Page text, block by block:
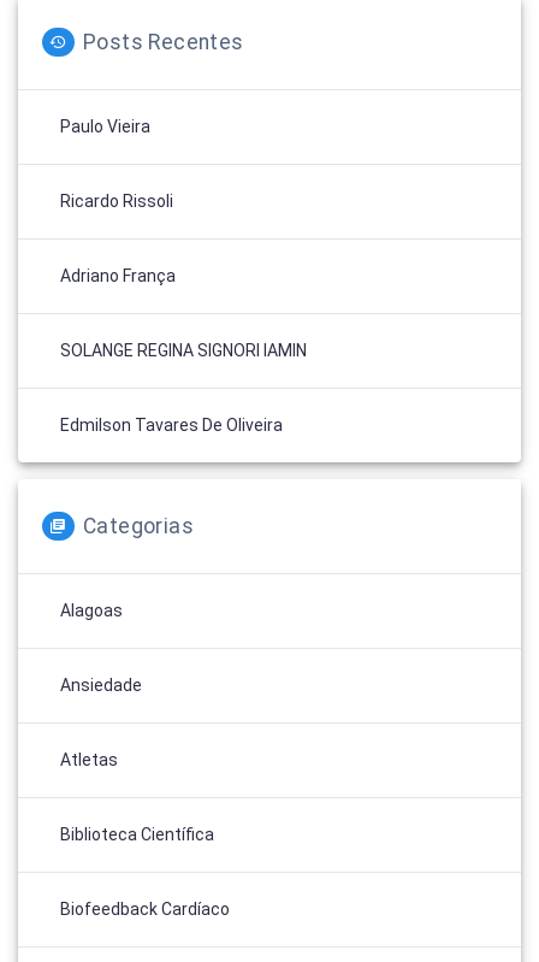
Posts Recentes
Paulo Vieira
Ricardo Rissoli
Adriano França
SOLANGE REGINA SIGNORI IAMIN
Edmilson Tavares De Oliveira
Categorias
Alagoas
Ansiedade
Atletas
Biblioteca Científica
Biofeedback Cardíaco